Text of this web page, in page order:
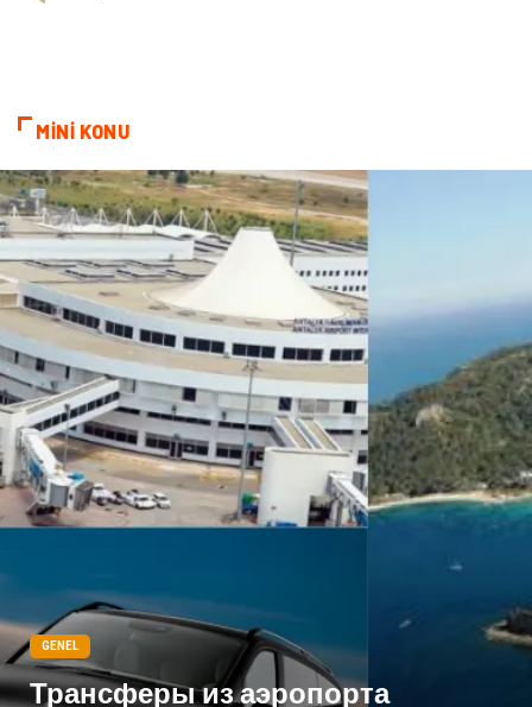
Bakım Aksesuar
Sağlık Haberleri Blogroll
Spor Malzemeleri Hediyelik Eşya
Kültür Acil ve İlkyardım
MİNİ KONU
GENEL
Трансферы из аэропорта